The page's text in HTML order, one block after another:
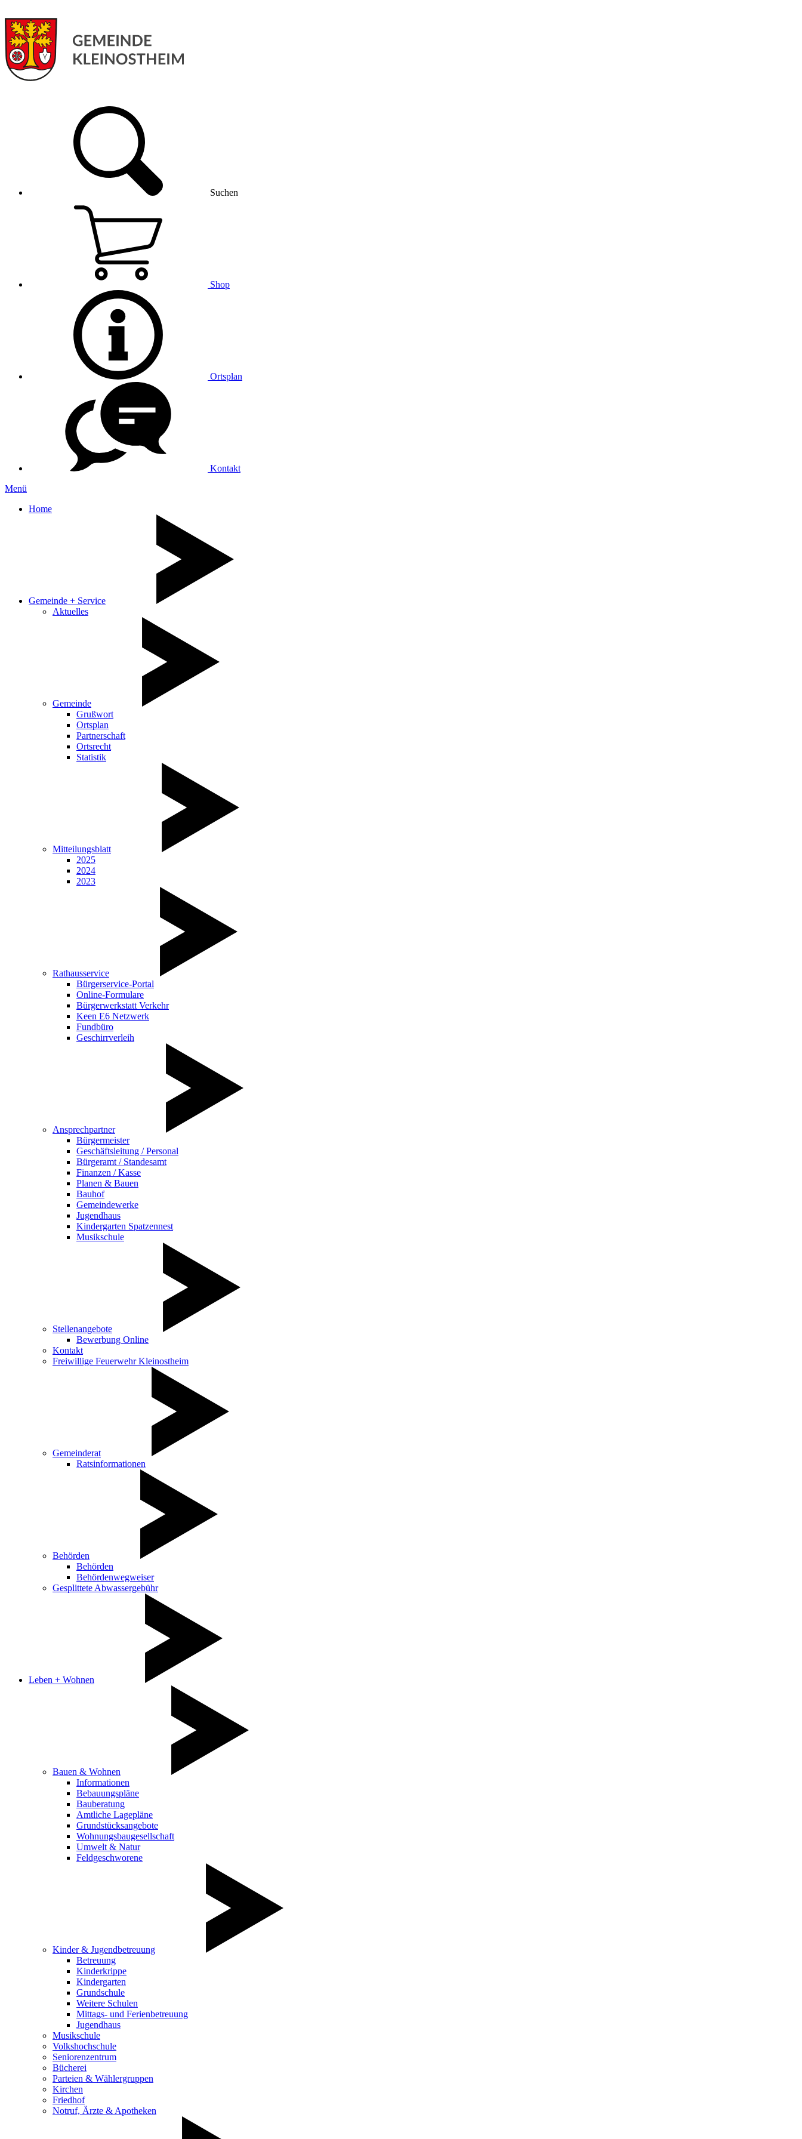
Suchen
Shop
Ortsplan
Kontakt
Menü
Home
Gemeinde + Service
Aktuelles
Gemeinde
Grußwort
Ortsplan
Partnerschaft
Ortsrecht
Statistik
Mitteilungsblatt
2025
2024
2023
Rathausservice
Bürgerservice-Portal
Online-Formulare
Bürgerwerkstatt Verkehr
Keen E6 Netzwerk
Fundbüro
Geschirrverleih
Ansprechpartner
Bürgermeister
Geschäftsleitung / Personal
Bürgeramt / Standesamt
Finanzen / Kasse
Planen & Bauen
Bauhof
Gemeindewerke
Jugendhaus
Kindergarten Spatzennest
Musikschule
Stellenangebote
Bewerbung Online
Kontakt
Freiwillige Feuerwehr Kleinostheim
Gemeinderat
Ratsinformationen
Behörden
Behörden
Behördenwegweiser
Gesplittete Abwassergebühr
Leben + Wohnen
Bauen & Wohnen
Informationen
Bebauungspläne
Bauberatung
Amtliche Lagepläne
Grundstücksangebote
Wohnungsbaugesellschaft
Umwelt & Natur
Feldgeschworene
Kinder & Jugendbetreuung
Betreuung
Kinderkrippe
Kindergarten
Grundschule
Weitere Schulen
Mittags- und Ferienbetreuung
Jugendhaus
Musikschule
Volkshochschule
Seniorenzentrum
Bücherei
Parteien & Wählergruppen
Kirchen
Friedhof
Notruf, Ärzte & Apotheken